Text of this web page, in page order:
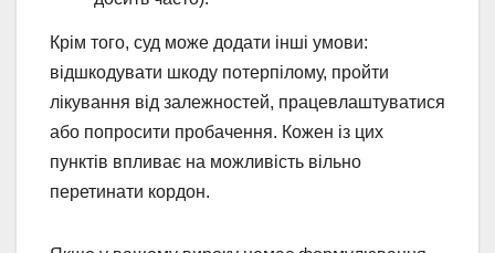
Крім того, суд може додати інші умови:
відшкодувати шкоду потерпілому, пройти
лікування від залежностей, працевлаштуватися
або попросити пробачення. Кожен із цих
пунктів впливає на можливість вільно
перетинати кордон.